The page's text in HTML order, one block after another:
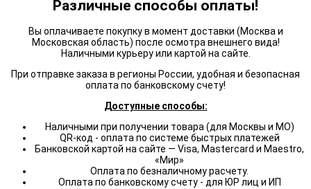
Различные способы оплаты!
Вы оплачиваете покупку в момент доставки (Москва и
Московская область) после осмотра внешнего вида!
Наличными курьеру или картой на сайте.
При отправке заказа в регионы России, удобная и безопасная
оплата по банковскому счету!
Доступные способы:
Наличными при получении товара (для Москвы и МО)
QR-код - оплата по системе быстрых платежей
Банковской картой на сайте — Visa, Mastercard и Maestro,
«Мир»
Оплата по безналичному расчету.
Оплата по банковскому счету - для ЮР лиц и ИП